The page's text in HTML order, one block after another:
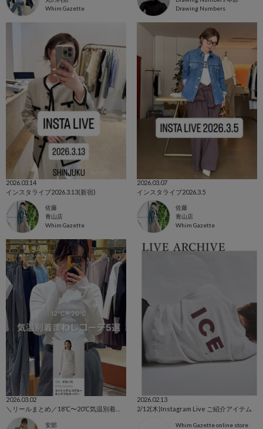
Whim Gazette
Drawing Numbers
2026.03.14
インスタライブ2026.3.13(新宿)
佐藤
青山店
Whim Gazette
2026.03.07
インスタライブ2026.3.5
佐藤
青山店
Whim Gazette
2026.03.02
安部
2026.02.13
2/12(木)Instagram Live ご紹介アイテム
Whim Gazette online store